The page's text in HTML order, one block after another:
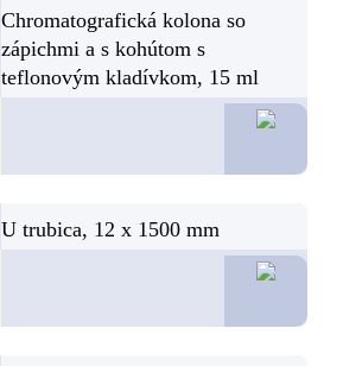
Chromatografická kolona so
zápichmi a s kohútom s
teflonovým kladívkom, 15 ml
U trubica, 12 x 1500 mm